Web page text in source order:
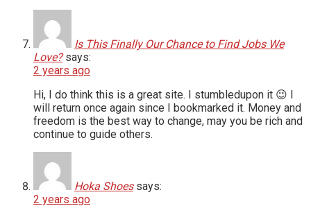
Is This Finally Our Chance to Find Jobs We
Love? says:
2 years ago
Hi, I do think this is a great site. I stumbledupon it 😉 I
will return once again since I bookmarked it. Money and
freedom is the best way to change, may you be rich and
continue to guide others.
Hoka Shoes says:
2 years ago